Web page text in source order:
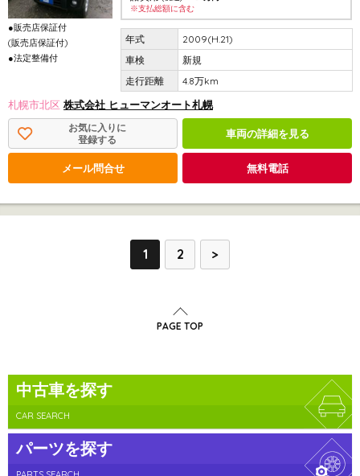
●販売店保証付
(販売店保証付)
●法定整備付
※支払総額に含む
2009(H.21)
新規
4.8万km
札幌市北区 株式会社 ヒューマンオート札幌
お気に入りに
登録する
車両の詳細を見る
メール問合せ 無料電話
1 2 >
PAGE TOP
中古車を探す
CAR SEARCH
パーツを探す